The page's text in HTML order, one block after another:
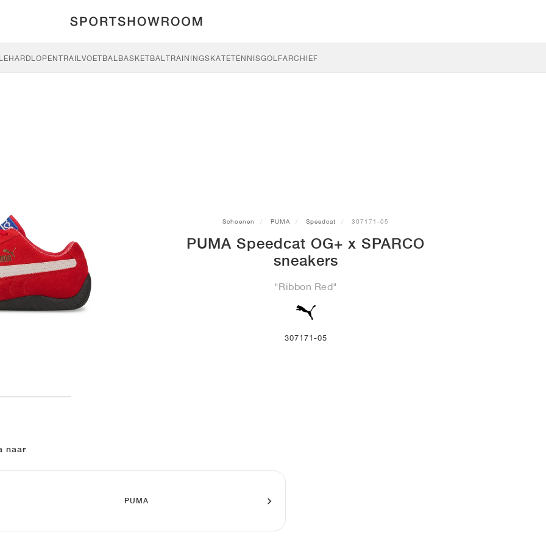
HARDLOPENTRAILVOETBALBASKETBALTRAININGSKATETENNISGOLFARCHIEF
Schoenen PUMA Speedcat 307171-05
PUMA Speedcat OG+ x SPARCO
sneakers
"Ribbon Red"
307171-05
naar
PUMA